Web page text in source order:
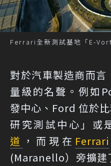
Ferrari全新測試基地「E-
對於汽車製造商而
量級的名聲。例如
發中心、Ford 位於
研究測試中心」或
道 ，而現在 Ferrari
(Maranello）旁擴建